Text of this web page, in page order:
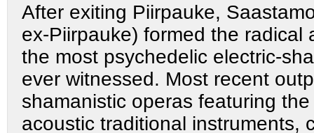
After exiting Piirpauke,
ex-Piirpauke) formed the
the most psychedelic electric-
ever witnessed. Most recent
shamanistic operas featuring
acoustic traditional instruments,